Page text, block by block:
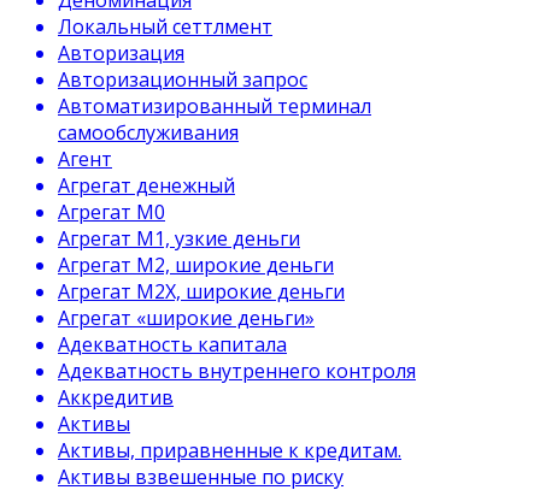
Локальный сеттлмент
Авторизация
Авторизационный запрос
Автоматизированный терминал
самообслуживания
Агент
Агрегат денежный
Агрегат М0
Агрегат М1, узкие деньги
Агрегат М2, широкие деньги
Агрегат М2Х, широкие деньги
Агрегат «широкие деньги»
Адекватность капитала
Адекватность внутреннего контроля
Аккредитив
Активы
Активы, приравненные к кредитам.
Активы взвешенные по риску